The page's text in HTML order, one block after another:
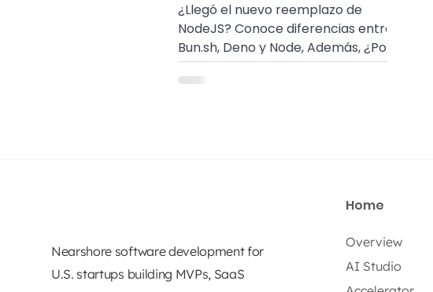
¿Llegó el nuevo reemplazo de
NodeJS? Conoce diferencias entre
Bun.sh, Deno y Node, Además, ¿Por
qué Bun es el runtime más veloz?
Click aquí🥟
Nearshore software development for
U.S. startups building MVPs, SaaS
Home
Overview
AI Studio